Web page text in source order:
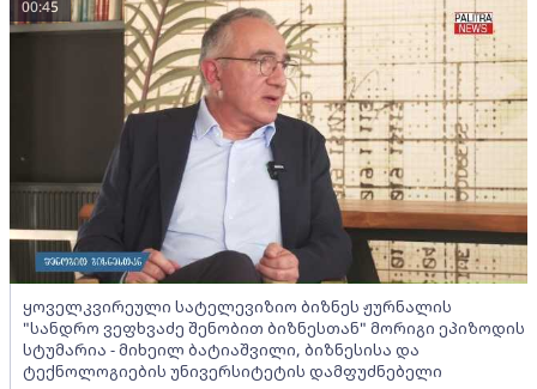
ყოველკვირეული სატელევიზიო ბიზნეს ჟურნალის
"სანდრო ვეფხვაძე შენობით ბიზნესთან" მორიგი ეპიზოდის
სტუმარია - მიხეილ ბატიაშვილი, ბიზნესისა და
ტექნოლოგიების უნივერსიტეტის დამფუძნებელი
00:45